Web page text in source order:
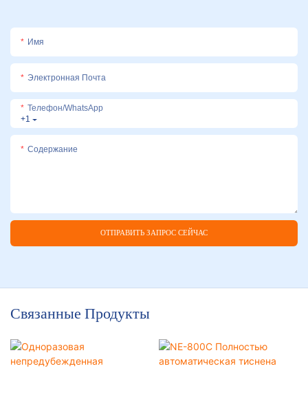
Имя
Электронная Почта
+1
Телефон/WhatsApp
Содержание
ОТПРАВИТЬ ЗАПРОС СЕЙЧАС
Связанные Продукты